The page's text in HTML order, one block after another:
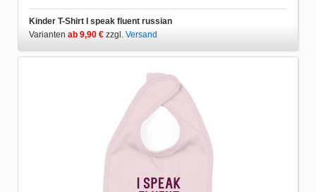
Kinder T-Shirt I speak fluent russian
Varianten ab 9,90 € zzgl. Versand